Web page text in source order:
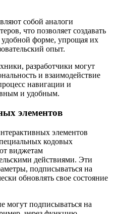
собой аналоги
что позволяет создавать
удобной форме, упрощая их
опыт.
разработчики могут
и взаимодействие
навигации и
и удобным.
элементов
элементов
кодовых
виджетам
действиями. Эти
подписываться на
обновлять свое состояние
могут подписываться на